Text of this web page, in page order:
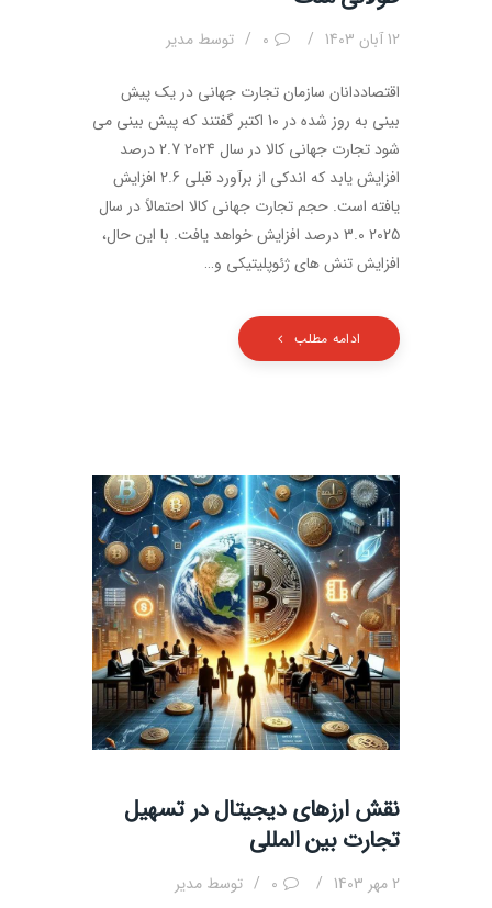
12 آبان 1403 0 توسط مدیر
اقتصاددانان سازمان تجارت جهانی در یک پیش
بینی به روز شده در 10 اکتبر گفتند که پیش بینی می
شود تجارت جهانی کالا در سال 2024 2.7 درصد
افزایش یابد که اندکی از برآورد قبلی 2.6 افزایش
یافته است. حجم تجارت جهانی کالا احتمالاً در سال
2025 3.0 درصد افزایش خواهد یافت. با این حال،
افزایش تنش های ژئوپلیتیکی و…
ادامه مطلب
نقش ارزهای دیجیتال در تسهیل
تجارت بین المللی
2 مهر 1403 0 توسط مدیر